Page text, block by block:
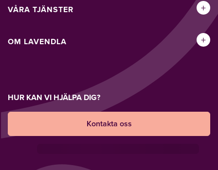
VÅRA TJÄNSTER +
OM LAVENDLA +
HUR KAN VI HJÄLPA DIG?
Kontakta oss